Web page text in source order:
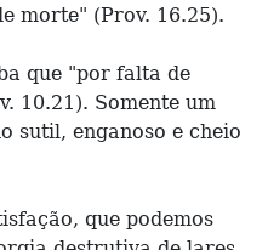
morte" (Prov. 16.25).
que "por falta de
10.21). Somente um
sutil, enganoso e cheio
que podemos